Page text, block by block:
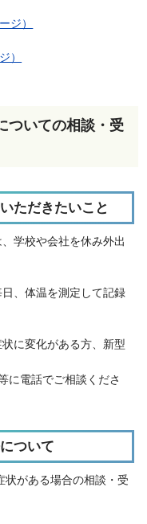
ジ）
）
ついての相談・受
ただきたいこと
、学校や会社を休み外出
日、体温を測定して記録
に変化がある方、新型
に電話でご相談くださ
ついて
がある場合の相談・受